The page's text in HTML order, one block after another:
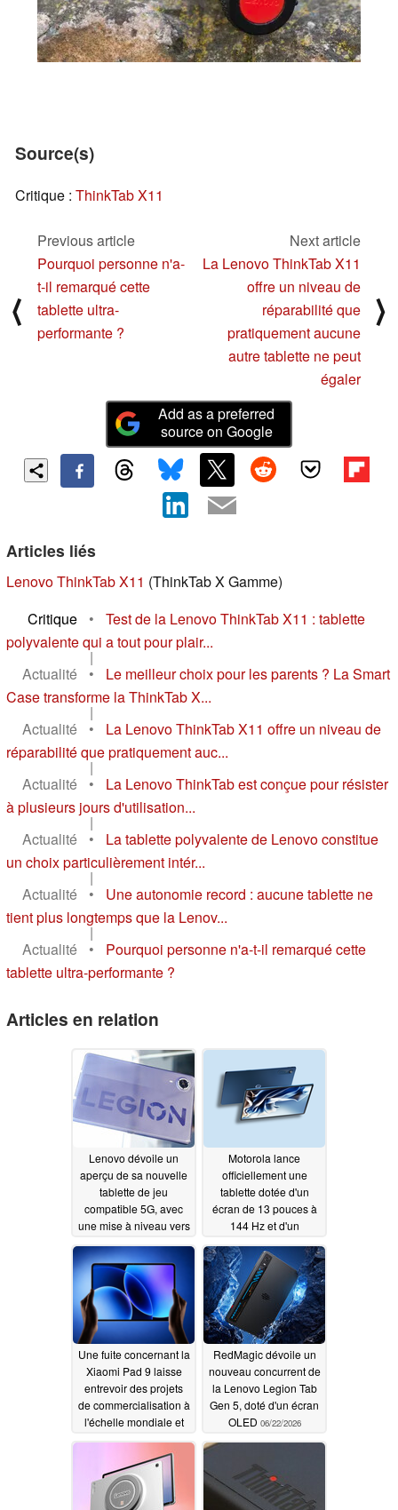
Source(s)
Critique : ThinkTab X11
⟨
Previous article
Pourquoi personne n'a-
t-il remarqué cette
tablette ultra-
performante ?
Next article
La Lenovo ThinkTab X11
offre un niveau de
réparabilité que
pratiquement aucune
autre tablette ne peut
égaler
⟩
Add as a preferred
source on Google
Articles liés
Lenovo ThinkTab X11 (ThinkTab X Gamme)
Critique
•
Test de la Lenovo ThinkTab X11 : tablette
polyvalente qui a tout pour plair...
|
Actualité
•
Le meilleur choix pour les parents ? La Smart
Case transforme la ThinkTab X...
|
Actualité
•
La Lenovo ThinkTab X11 offre un niveau de
réparabilité que pratiquement auc...
|
Actualité
•
La Lenovo ThinkTab est conçue pour résister
à plusieurs jours d'utilisation...
|
Actualité
•
La tablette polyvalente de Lenovo constitue
un choix particulièrement intér...
|
Actualité
•
Une autonomie record : aucune tablette ne
tient plus longtemps que la Lenov...
|
Actualité
•
Pourquoi personne n'a-t-il remarqué cette
tablette ultra-performante ?
Articles en relation
Lenovo dévoile un
aperçu de sa nouvelle
tablette de jeu
compatible 5G, avec
une mise à niveau vers
un écran OLED
envisagée07/11/2026
Motorola lance
officiellement une
tablette dotée d'un
écran de 13 pouces à
144 Hz et d'un
processeur de la série
Snapdragon 806/27/2026
Une fuite concernant la
Xiaomi Pad 9 laisse
entrevoir des projets
de commercialisation à
l'échelle mondiale et
une période de
06/23/2026
RedMagic dévoile un
nouveau concurrent de
la Lenovo Legion Tab
Gen 5, doté d'un écran
OLED 06/22/2026